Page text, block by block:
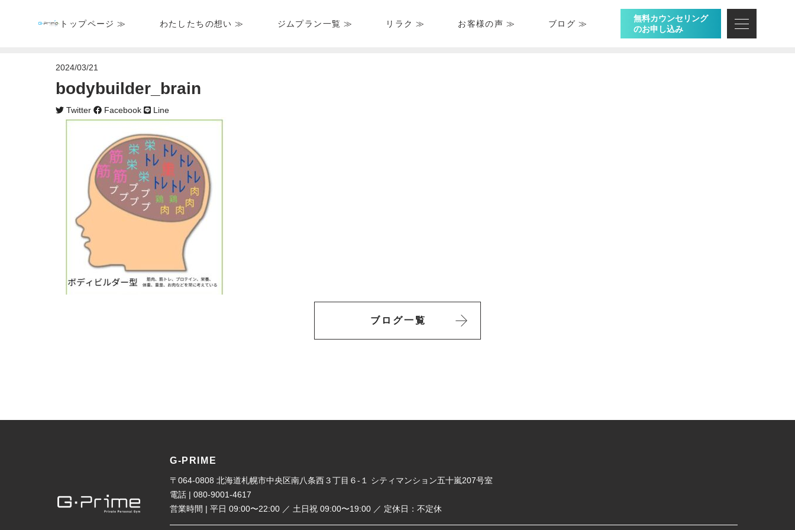
トップページ ≫ わたしたちの想い ≫ ジムプラン一覧 ≫ リラク ≫ お客様の声 ≫ ブログ ≫
無料カウンセリング
のお申し込み
2024/03/21
bodybuilder_brain
Twitter Facebook Line
ブログ一覧
G-PRIME
〒064-0808 北海道札幌市中央区南八条西３丁目６-１ シティマンション五十嵐207号室
電話 | 080-9001-4617
営業時間 | 平日 09:00〜22:00 ／ 土日祝 09:00〜19:00 ／ 定休日：不定休